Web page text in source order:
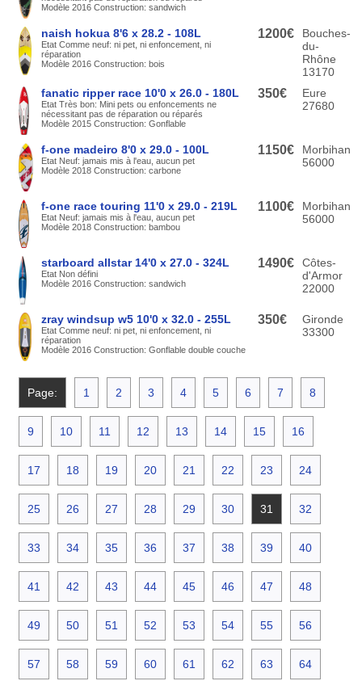
Modèle 2016 Construction: sandwich
naish hokua 8'6 x 28.2 - 108L
Etat Comme neuf: ni pet, ni enfoncement, ni
réparation
Modèle 2016 Construction: bois
1200€
Bouches-
du-
Rhône
13170
fanatic ripper race 10'0 x 26.0 - 180L
Etat Très bon: Mini pets ou enfoncements ne
nécessitant pas de réparation ou réparés
Modèle 2015 Construction: Gonflable
350€
Eure
27680
f-one madeiro 8'0 x 29.0 - 100L
Etat Neuf: jamais mis à l'eau, aucun pet
Modèle 2018 Construction: carbone
1150€
Morbihan
56000
f-one race touring 11'0 x 29.0 - 219L
Etat Neuf: jamais mis à l'eau, aucun pet
Modèle 2018 Construction: bambou
1100€
Morbihan
56000
starboard allstar 14'0 x 27.0 - 324L
Etat Non défini
Modèle 2016 Construction: sandwich
1490€
Côtes-
d'Armor
22000
zray windsup w5 10'0 x 32.0 - 255L
Etat Comme neuf: ni pet, ni enfoncement, ni
réparation
Modèle 2016 Construction: Gonflable double couche
350€
Gironde
33300
Page: 1 2 3 4 5 6 7 8
9 10 11 12 13 14 15 16
17 18 19 20 21 22 23 24
25 26 27 28 29 30 31 32
33 34 35 36 37 38 39 40
41 42 43 44 45 46 47 48
49 50 51 52 53 54 55 56
57 58 59 60 61 62 63 64